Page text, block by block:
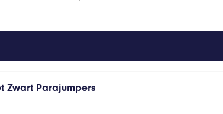
Zwart Parajumpers